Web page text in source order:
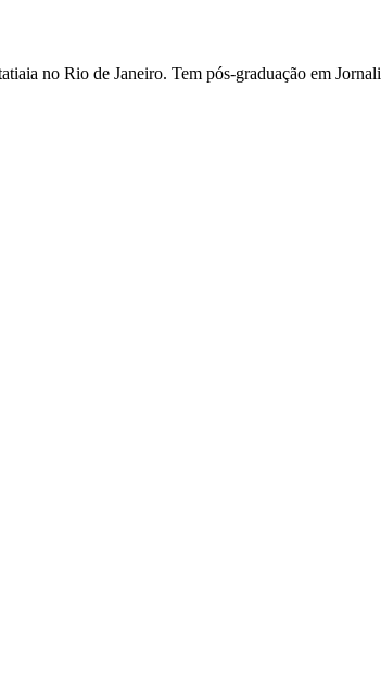
no Rio de Janeiro. Tem pós-graduação em